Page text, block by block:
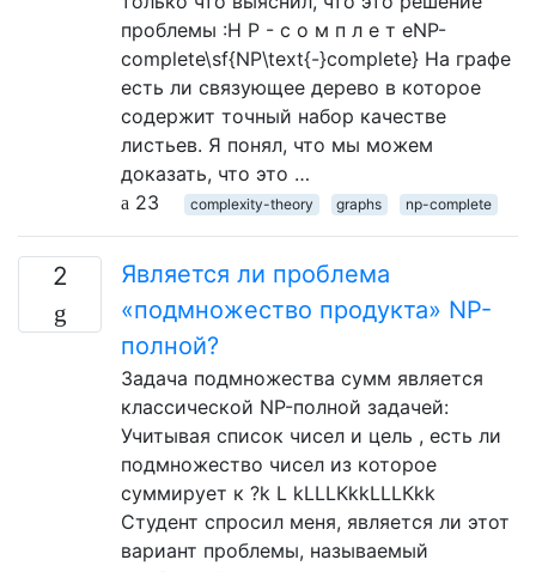
проблемы :Н Р - с о м п л е т еNP-
complete\sf{NP\text{-}complete} На графе
есть ли связующее дерево в которое
содержит точный набор качестве
листьев. Я понял, что мы можем
доказать, что это …
23
complexity-theory graphs np-complete
2
Является ли проблема
«подмножество продукта» NP-
полной?
Задача подмножества сумм является
классической NP-полной задачей:
Учитывая список чисел и цель , есть ли
подмножество чисел из которое
суммирует к ?k L kLLLКkkLLLКkk
Студент спросил меня, является ли этот
вариант проблемы, называемый